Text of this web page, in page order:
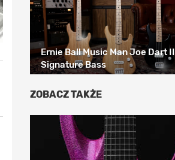
Ernie Ball Music Man Joe Dart II
Signature Bass
ZOBACZ TAKŻE